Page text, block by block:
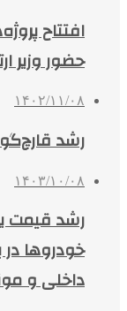
افتتاح
حضور وزیر
۱۴۰۲/۱۱/۰۸
رشد
۱۴۰۳/۱۰/۰۸
خودروها در
داخلی و